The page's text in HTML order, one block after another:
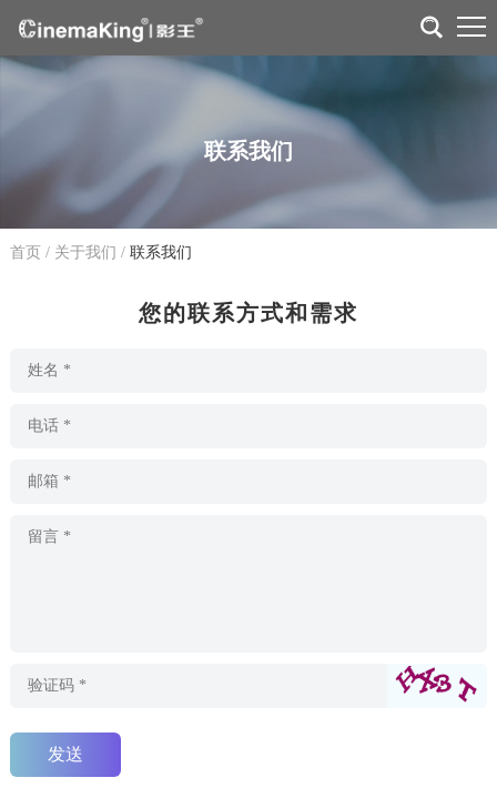
联系我们
首页 / 关于我们 / 联系我们
您的联系方式和需求